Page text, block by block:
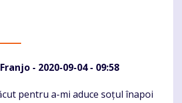
- 2020-09-04 - 09:58
pentru a-mi aduce soțul înapoi